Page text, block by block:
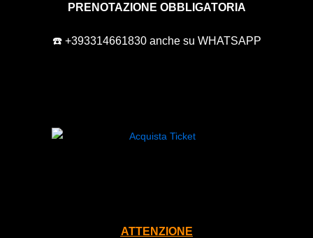
PRENOTAZIONE OBBLIGATORIA
☎️ +393314661830 anche su WHATSAPP
ATTENZIONE